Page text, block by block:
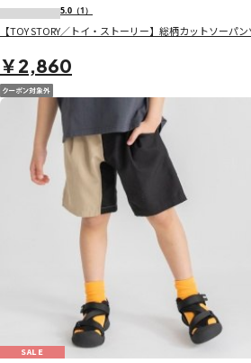
5.0 （1）
【TOY STORY／トイ・ストーリー】総柄カットソーパン
￥2,860
SALE